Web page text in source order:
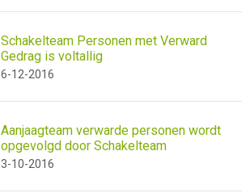
Schakelteam Personen met Verward
Gedrag is voltallig
6-12-2016
Aanjaagteam verwarde personen wordt
opgevolgd door Schakelteam
3-10-2016